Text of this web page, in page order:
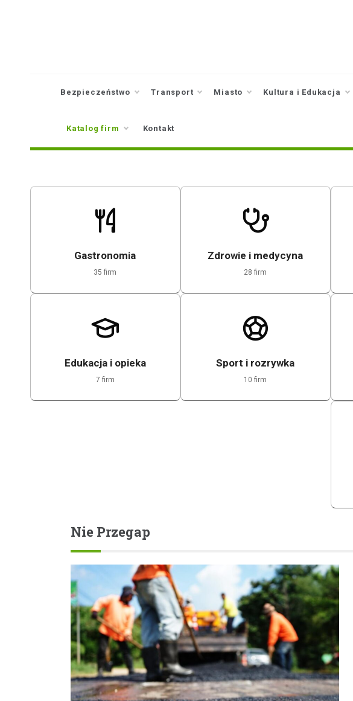
Bezpieczeństwo Transport Miasto Kultura i Edukacja
Katalog firm Kontakt
Gastronomia
35 firm
Zdrowie i medycyna
28 firm
Edukacja i opieka
7 firm
Sport i rozrywka
10 firm
Nie Przegap